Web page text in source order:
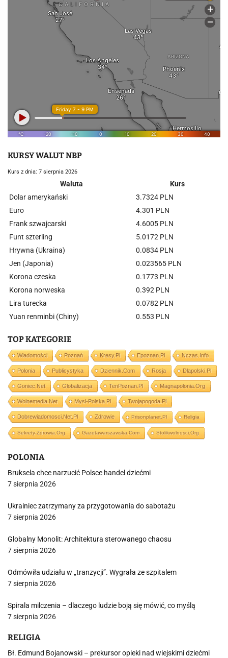
KURSY WALUT NBP
Kurs z dnia: 7 sierpnia 2026
Waluta
Kurs
Dolar amerykański
3.7324 PLN
Euro
4.301 PLN
Frank szwajcarski
4.6005 PLN
Funt szterling
5.0172 PLN
Hrywna (Ukraina)
0.0834 PLN
Jen (Japonia)
0.023565 PLN
Korona czeska
0.1773 PLN
Korona norweska
0.392 PLN
Lira turecka
0.0782 PLN
Yuan renminbi (Chiny)
0.553 PLN
TOP KATEGORIE
Wiadomości Poznań Kresy.pl Epoznan.pl Nczas.info
Polonia Publicystyka Dziennik.com Rosja Dlapolski.pl
Goniec.net Globalizacja TenPoznan.pl Magnapolonia.org
Wolnemedia.net Mysl-Polska.pl Twojapogoda.pl
Dobrewiadomosci.net.pl Zdrowie Prisonplanet.pl Religia
Sekrety-Zdrowia.org Gazetawarszawska.com Stolikwolnosci.org
POLONIA
Bruksela chce narzucić Polsce handel dziećmi
7 sierpnia 2026
Ukrainiec zatrzymany za przygotowania do sabotażu
7 sierpnia 2026
Globalny Monolit: Architektura sterowanego chaosu
7 sierpnia 2026
Odmówiła udziału w „tranzycji”. Wygrała ze szpitalem
7 sierpnia 2026
Spirala milczenia – dlaczego ludzie boją się mówić, co myślą
7 sierpnia 2026
RELIGIA
Bł. Edmund Bojanowski – prekursor opieki nad wiejskimi dziećmi